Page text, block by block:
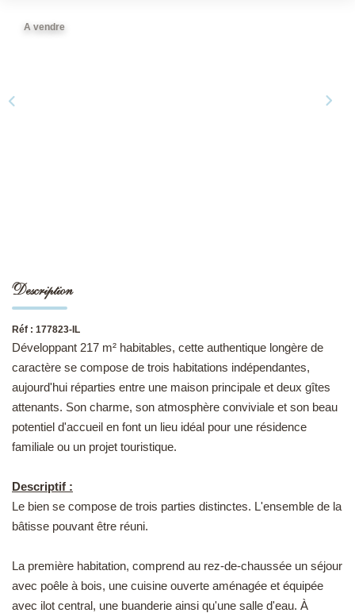
CONTACT
A vendre
Description
Réf : 177823-IL
Développant 217 m² habitables, cette authentique longère de
caractère se compose de trois habitations indépendantes,
aujourd'hui réparties entre une maison principale et deux gîtes
attenants. Son charme, son atmosphère conviviale et son beau
potentiel d'accueil en font un lieu idéal pour une résidence
familiale ou un projet touristique.
Descriptif :
Le bien se compose de trois parties distinctes. L'ensemble de la
bâtisse pouvant être réuni.
La première habitation, comprend au rez-de-chaussée un séjour
avec poêle à bois, une cuisine ouverte aménagée et équipée
avec ilot central, une buanderie ainsi qu'une salle d'eau. À